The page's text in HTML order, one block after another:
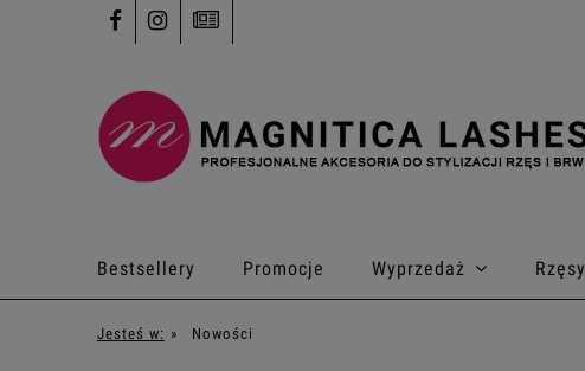
Bestsellery Promocje Wyprzedaż Rzęsy
Kontakt
Jesteś w: » Nowości